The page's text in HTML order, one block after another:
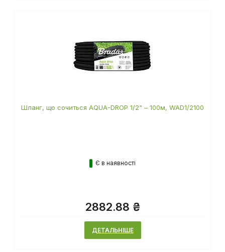
Шланг, що сочиться AQUA-DROP 1/2" – 100м, WAD1/2100
Є в наявності
2882.88 ₴
ДЕТАЛЬНІШЕ